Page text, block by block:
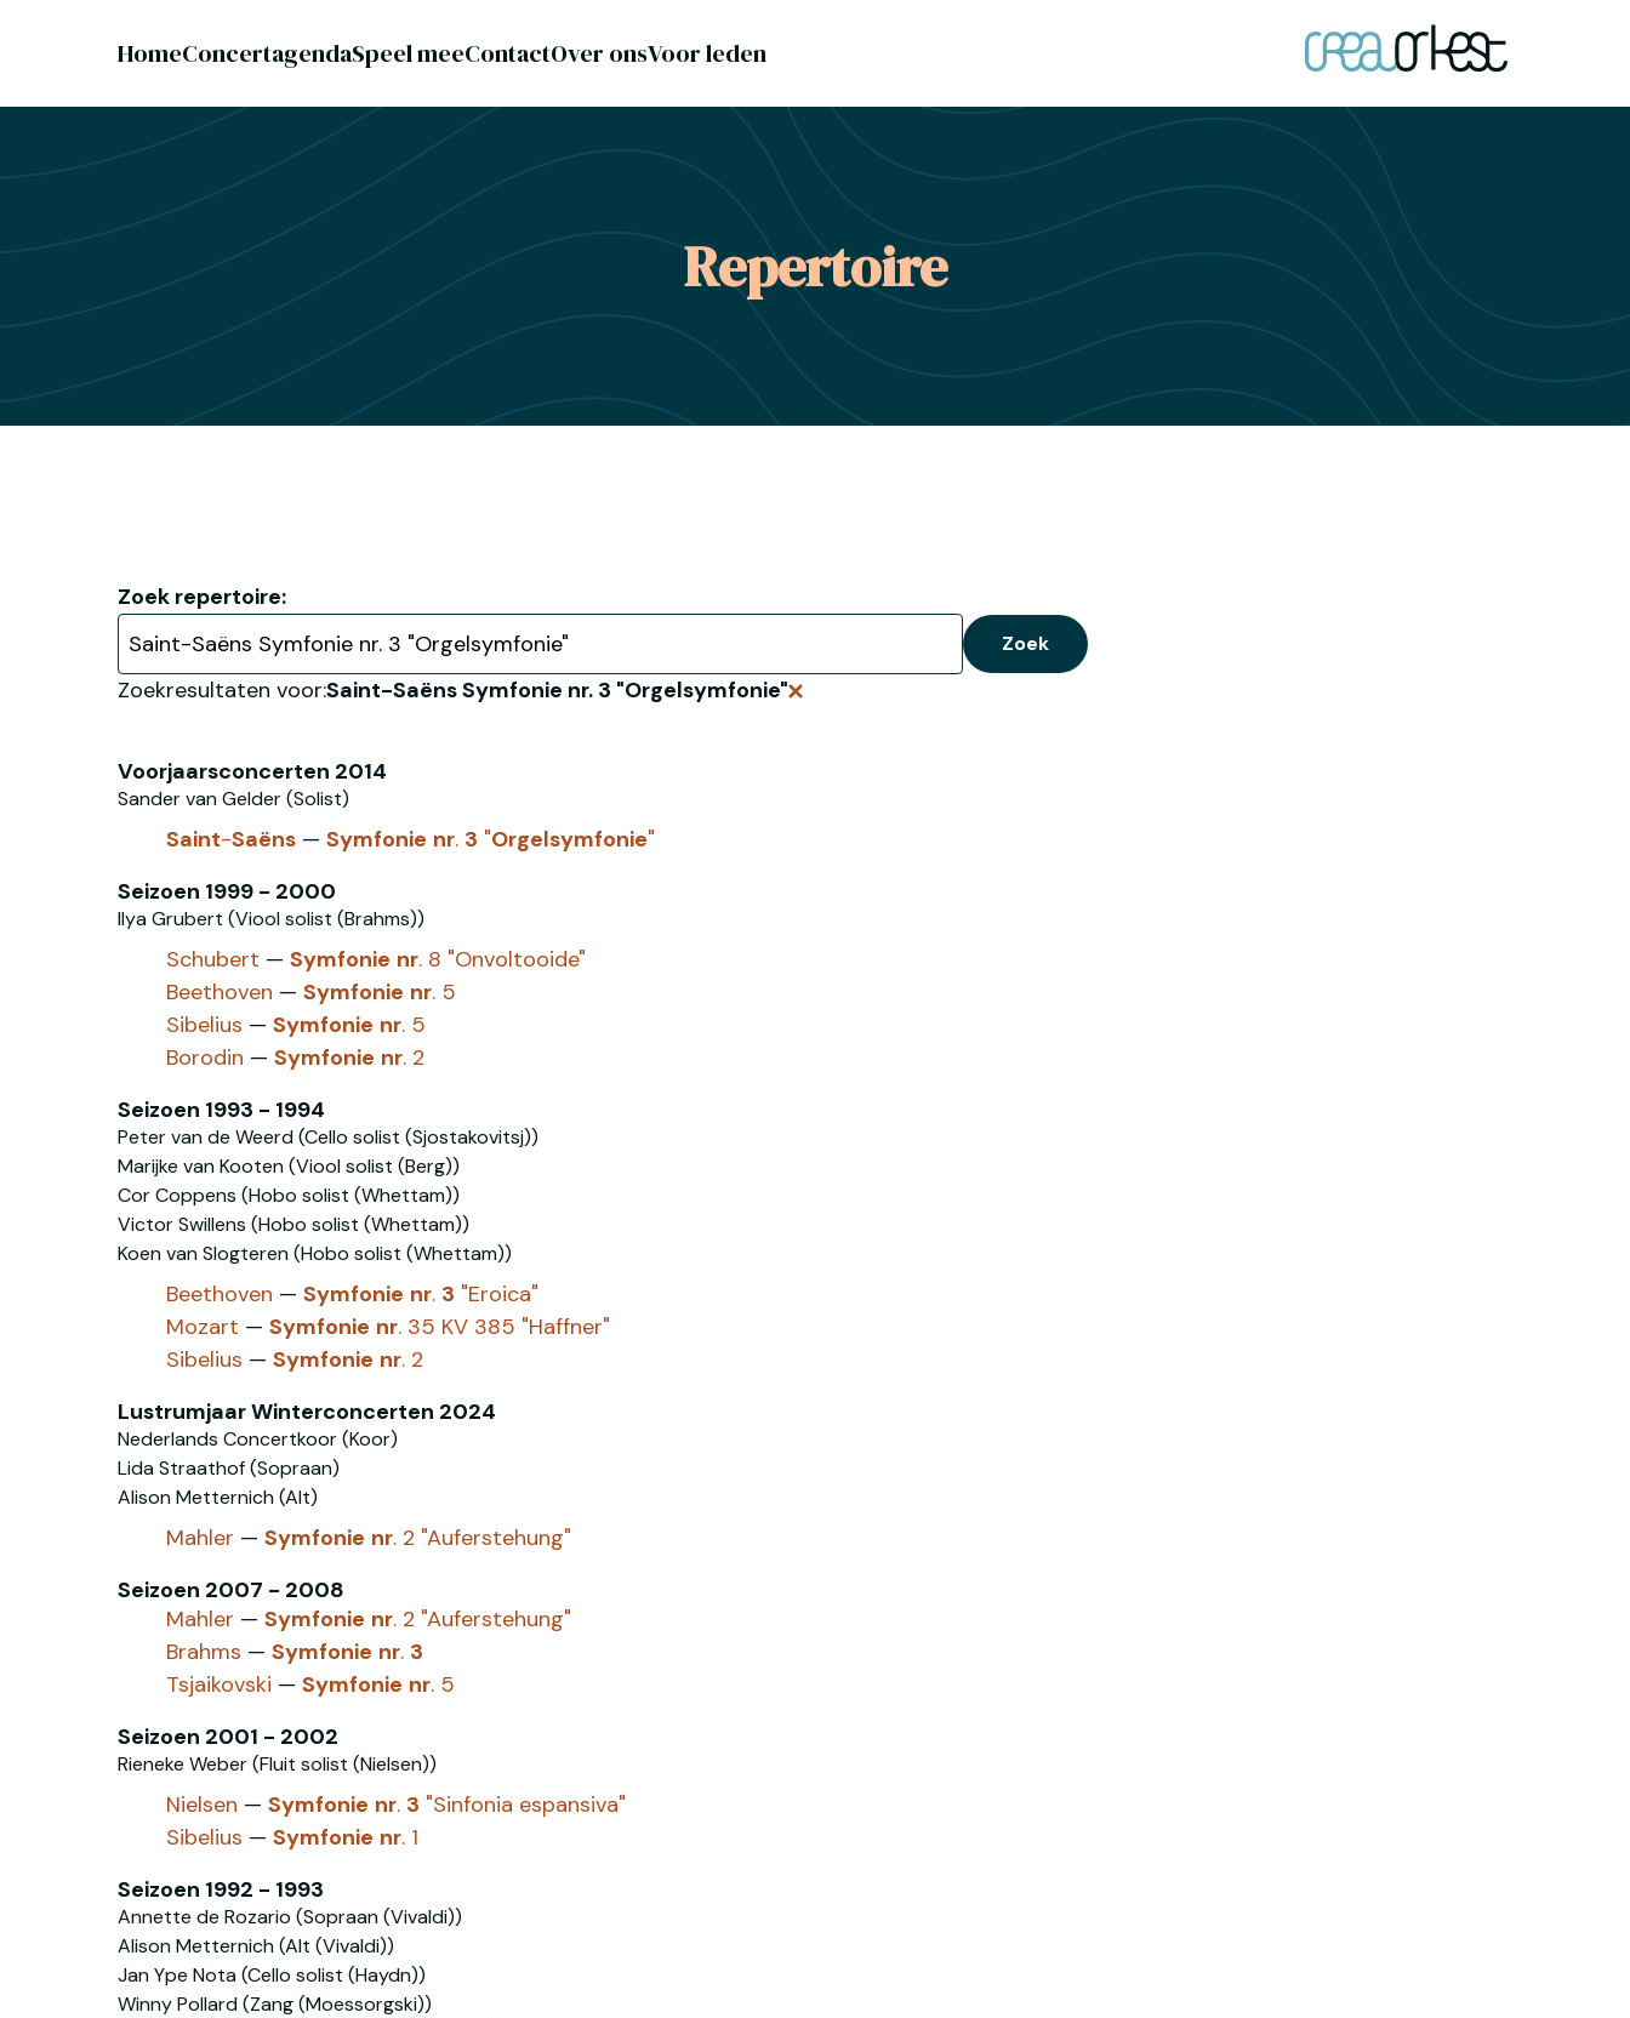
HomeConcertagendaSpeel meeContactOver onsVoor leden
Repertoire
Zoek repertoire:
Zoek
Zoekresultaten voor:Saint-Saëns Symfonie nr. 3 "Orgelsymfonie"Verwijder zoekopdracht
Voorjaarsconcerten 2014
Sander van Gelder (Solist)
Saint-Saëns — Symfonie nr. 3 "Orgelsymfonie"
Seizoen 1999 - 2000
Ilya Grubert (Viool solist (Brahms))
Schubert — Symfonie nr. 8 "Onvoltooide"
Beethoven — Symfonie nr. 5
Sibelius — Symfonie nr. 5
Borodin — Symfonie nr. 2
Seizoen 1993 - 1994
Peter van de Weerd (Cello solist (Sjostakovitsj))
Marijke van Kooten (Viool solist (Berg))
Cor Coppens (Hobo solist (Whettam))
Victor Swillens (Hobo solist‎ (Whettam))
Koen van Slogteren (Hobo‎ solist‎‎ (Whettam))
Beethoven — Symfonie nr. 3 "Eroica"
Mozart — Symfonie nr. 35 KV 385 "Haffner"
Sibelius — Symfonie nr. 2
Lustrumjaar Winterconcerten 2024
Nederlands Concertkoor (Koor)
Lida Straathof (Sopraan)
Alison Metternich (Alt)
Mahler — Symfonie nr. 2 "Auferstehung"
Seizoen 2007 - 2008
Mahler — Symfonie nr. 2 "Auferstehung"
Brahms — Symfonie nr. 3
Tsjaikovski‎ — Symfonie nr. 5
Seizoen 2001 - 2002
Rieneke Weber (Fluit solist (Nielsen‎))
Nielsen — Symfonie nr. 3 "Sinfonia espansiva"
Sibelius — Symfonie nr. 1
Seizoen 1992 - 1993
Annette de Rozario (Sopraan (Vivaldi))
Alison Metternich (Alt (Vivaldi))
Jan Ype Nota (Cello solist (Haydn))
Winny Pollard (Zang (Moessorgski))